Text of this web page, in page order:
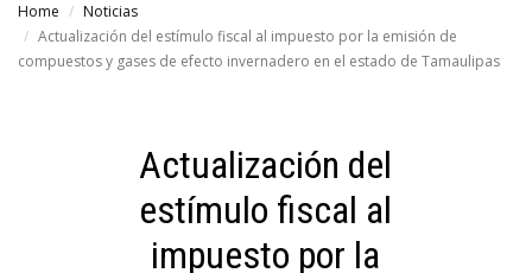
Home
Noticias
Actualización del estímulo fiscal al impuesto por la emisión de
compuestos y gases de efecto invernadero en el estado de Tamaulipas
Actualización del
estímulo fiscal al
impuesto por la